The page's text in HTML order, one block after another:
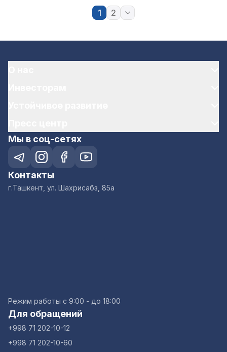
1 2
Мы в соц-сетях
Контакты
г.Ташкент, ул. Шахрисабз, 85а
Режим работы с 9:00 - до 18:00
Для обращений
+998 71 202-10-12
+998 71 202-10-60